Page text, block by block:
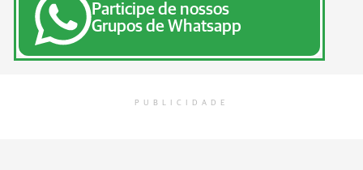
Participe de nossos
Grupos de Whatsapp
PUBLICIDADE